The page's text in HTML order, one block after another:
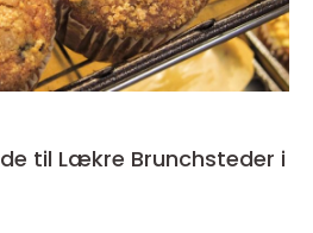
til Lækre Brunchsteder i